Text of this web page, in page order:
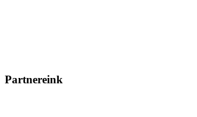
Partnereink